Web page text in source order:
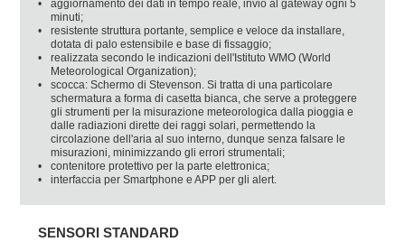
•
aggiornamento dei dati in tempo reale, invio al gateway ogni 5
minuti;
•
resistente struttura portante, semplice e veloce da installare,
dotata di palo estensibile e base di fissaggio;
•
realizzata secondo le indicazioni dell'Istituto WMO (World
Meteorological Organization);
•
scocca: Schermo di Stevenson. Si tratta di una particolare
schermatura a forma di casetta bianca, che serve a proteggere
gli strumenti per la misurazione meteorologica dalla pioggia e
dalle radiazioni dirette dei raggi solari, permettendo la
circolazione dell'aria al suo interno, dunque senza falsare le
misurazioni, minimizzando gli errori strumentali;
•
contenitore protettivo per la parte elettronica;
•
interfaccia per Smartphone e APP per gli alert.
SENSORI STANDARD